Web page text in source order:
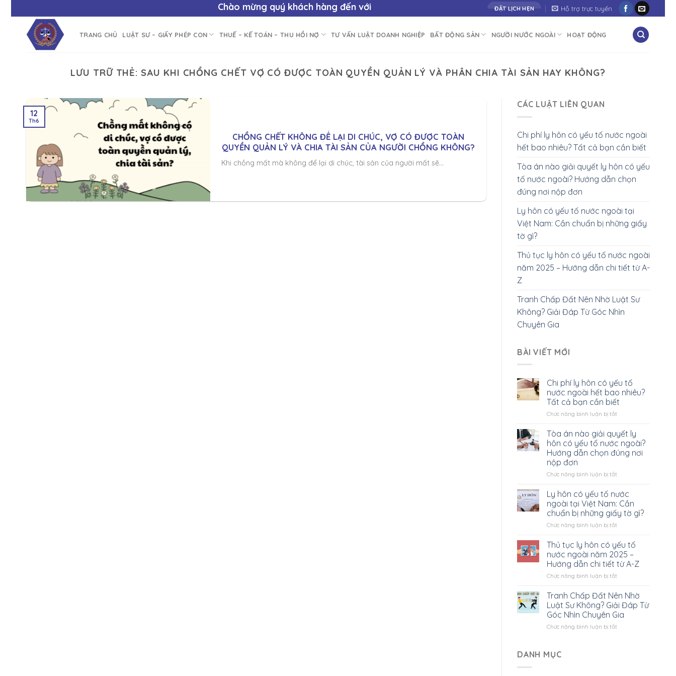
Chào mừng quý khách hàng đến vớiCông ty Luật Số 1 - "Cùng bạn vươn tới thành công"
ĐẶT LỊCH HẸN Hỗ trợ trực tuyến
TRANG CHỦ LUẬT SƯ – GIẤY PHÉP CON THUẾ – KẾ TOÁN – THU HỒI NỢ TƯ VẤN LUẬT DOANH NGHIỆP BẤT ĐỘNG SẢN NGƯỜI NƯỚC NGOÀI HOẠT ĐỘNG
LƯU TRỮ THẺ:SAU KHI CHỒNG CHẾT VỢ CÓ ĐƯỢC TOÀN QUYỀN QUẢN LÝ VÀ PHÂN CHIA TÀI SẢN HAY KHÔNG?
CHỒNG CHẾT KHÔNG ĐỂ LẠI DI CHÚC, VỢ CÓ ĐƯỢC TOÀN
QUYỀN QUẢN LÝ VÀ CHIA TÀI SẢN CỦA NGƯỜI CHỒNG KHÔNG?
Khi chồng mất mà không để lại di chúc, tài sản của người mất sẽ...
12
Th6
CÁC LUẬT LIÊN QUAN
Chi phí ly hôn có yếu tố nước ngoài
hết bao nhiêu? Tất cả bạn cần biết
Tòa án nào giải quyết ly hôn có yếu
tố nước ngoài? Hướng dẫn chọn
đúng nơi nộp đơn
Ly hôn có yếu tố nước ngoài tại
Việt Nam: Cần chuẩn bị những giấy
tờ gì?
Thủ tục ly hôn có yếu tố nước ngoài
năm 2025 – Hướng dẫn chi tiết từ A-
Z
Tranh Chấp Đất Nên Nhờ Luật Sư
Không? Giải Đáp Từ Góc Nhìn
Chuyên Gia
BÀI VIẾT MỚI
Chi phí ly hôn có yếu tố
nước ngoài hết bao nhiêu?
Tất cả bạn cần biết
Chức năng bình luận bị tắtở
phí
ly
hôn
có
tố
ngoài
hết
bao
nhiêu?
Tất
bạn
cần
biết
Tòa án nào giải quyết ly
hôn có yếu tố nước ngoài?
Hướng dẫn chọn đúng nơi
nộp đơn
Chức năng bình luận bị tắtở
án
nào
giải
quyết
ly
có
yếu
tố
nước
ngoài?
dẫn
chọn
đúng
nơi
nộp
Ly hôn có yếu tố nước
ngoài tại Việt Nam: Cần
chuẩn bị những giấy tờ gì?
Chức năng bình luận bị tắtở
hôn
có
yếu
tố
nước
tại
Việt
Nam:
Cần
chuẩn
Thủ tục ly hôn có yếu tố
nước ngoài năm 2025 –
Hướng dẫn chi tiết từ A-Z
Chức năng bình luận bị tắtở
tục
ly
hôn
có
yếu
Tranh Chấp Đất Nên Nhờ
Luật Sư Không? Giải Đáp Từ
Góc Nhìn Chuyên Gia
Chức năng bình luận bị tắtở
DANH MỤC